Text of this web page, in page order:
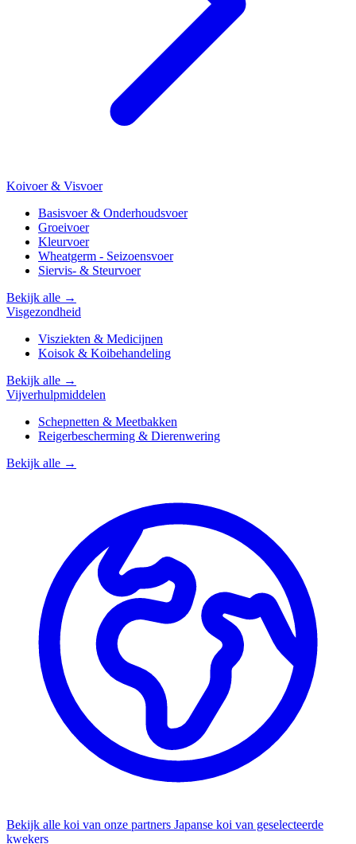
Koivoer & Visvoer
Basisvoer & Onderhoudsvoer
Groeivoer
Kleurvoer
Wheatgerm - Seizoensvoer
Siervis- & Steurvoer
Bekijk alle →
Visgezondheid
Visziekten & Medicijnen
Koisok & Koibehandeling
Bekijk alle →
Vijverhulpmiddelen
Schepnetten & Meetbakken
Reigerbescherming & Dierenwering
Bekijk alle →
Bekijk alle koi van onze partners Japanse koi van geselecteerde
kwekers